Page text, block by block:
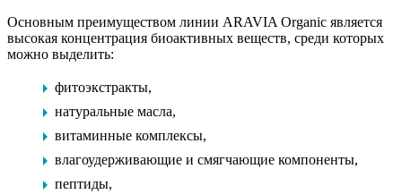
Основным преимуществом линии ARAVIA Organic является
высокая концентрация биоактивных веществ, среди которых
можно выделить:
фитоэкстракты,
натуральные масла,
витаминные комплексы,
влагоудерживающие и смягчающие компоненты,
пептиды,